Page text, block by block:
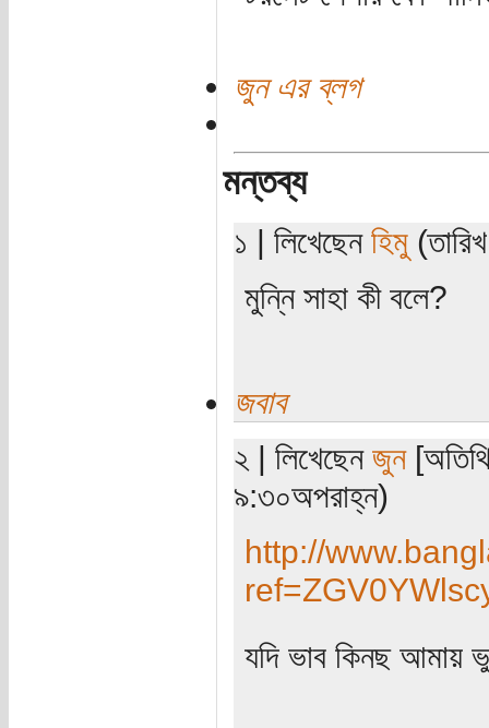
জুন এর ব্লগ
মন্তব্য
১ | লিখেছেন হিমু
মুন্নি সাহা কী বলে?
জবাব
২ | লিখেছেন জুন
৯:৩০অপরাহ্ন)
http://
যদি ভাব কিনছ আমায়